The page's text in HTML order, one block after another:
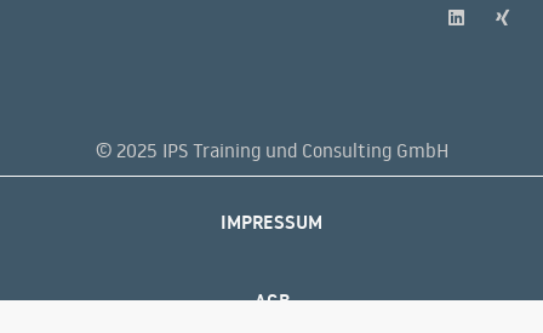
© 2025 IPS Training und Consulting GmbH
IMPRESSUM
AGB